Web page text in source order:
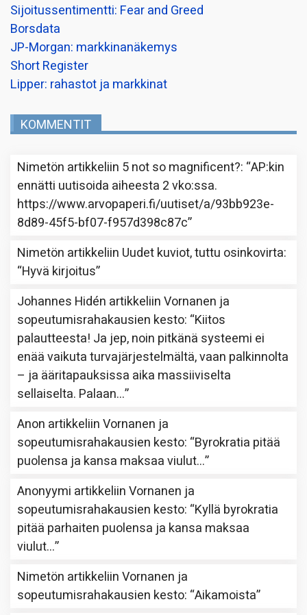
Sijoitussentimentti: Fear and Greed
Borsdata
JP-Morgan: markkinanäkemys
Short Register
Lipper: rahastot ja markkinat
KOMMENTIT
Nimetön artikkeliin 5 not so magnificent?: “AP:kin
ennätti uutisoida aiheesta 2 vko:ssa.
https://www.arvopaperi.fi/uutiset/a/93bb923e-
8d89-45f5-bf07-f957d398c87c”
Nimetön artikkeliin Uudet kuviot, tuttu osinkovirta:
“Hyvä kirjoitus”
Johannes Hidén artikkeliinVornanen ja
sopeutumisrahakausien kesto: “Kiitos
palautteesta! Ja jep, noin pitkänä systeemi ei
enää vaikuta turvajärjestelmältä, vaan palkinnolta
– ja ääritapauksissa aika massiiviselta
sellaiselta. Palaan…”
Anon artikkeliinVornanen ja
sopeutumisrahakausien kesto: “Byrokratia pitää
puolensa ja kansa maksaa viulut…”
Anonyymi artikkeliinVornanen ja
sopeutumisrahakausien kesto: “Kyllä byrokratia
pitää parhaiten puolensa ja kansa maksaa
viulut…”
Nimetön artikkeliinVornanen ja
sopeutumisrahakausien kesto: “Aikamoista”